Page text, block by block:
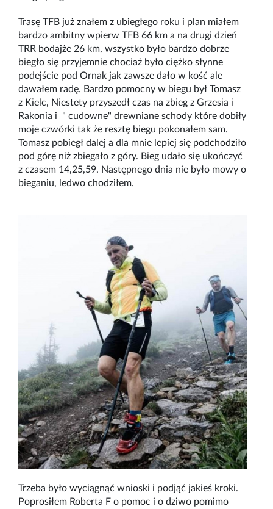
Trasę TFB już znałem z ubiegłego roku i plan miałem
bardzo ambitny wpierw TFB 66 km a na drugi dzień
TRR bodajże 26 km, wszystko było bardzo dobrze
biegło się przyjemnie chociaż było ciężko słynne
podejście pod Ornak jak zawsze dało w kość ale
dawałem radę. Bardzo pomocny w biegu był Tomasz
z Kielc, Niestety przyszedł czas na zbieg z Grzesia i
Rakonia i " cudowne" drewniane schody które dobiły
moje czwórki tak że resztę biegu pokonałem sam.
Tomasz pobiegł dalej a dla mnie lepiej się podchodziło
pod górę niż zbiegało z góry. Bieg udało się ukończyć
z czasem 14,25,59. Następnego dnia nie było mowy o
bieganiu, ledwo chodziłem.
Trzeba było wyciągnąć wnioski i podjąć jakieś kroki.
Poprosiłem Roberta F o pomoc i o dziwo pomimo